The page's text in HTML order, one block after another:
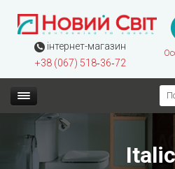
інтернет-магазин
+38 (067) 518‑36‑72